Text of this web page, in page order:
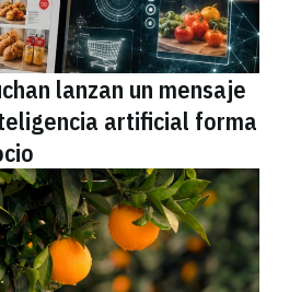
lanzan un mensaje
artificial forma